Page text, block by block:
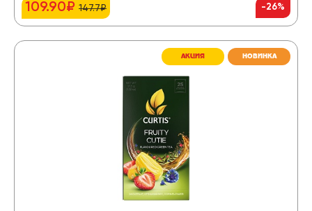
109.90₽ 147.7₽ -26%
АКЦИЯ НОВИНКА